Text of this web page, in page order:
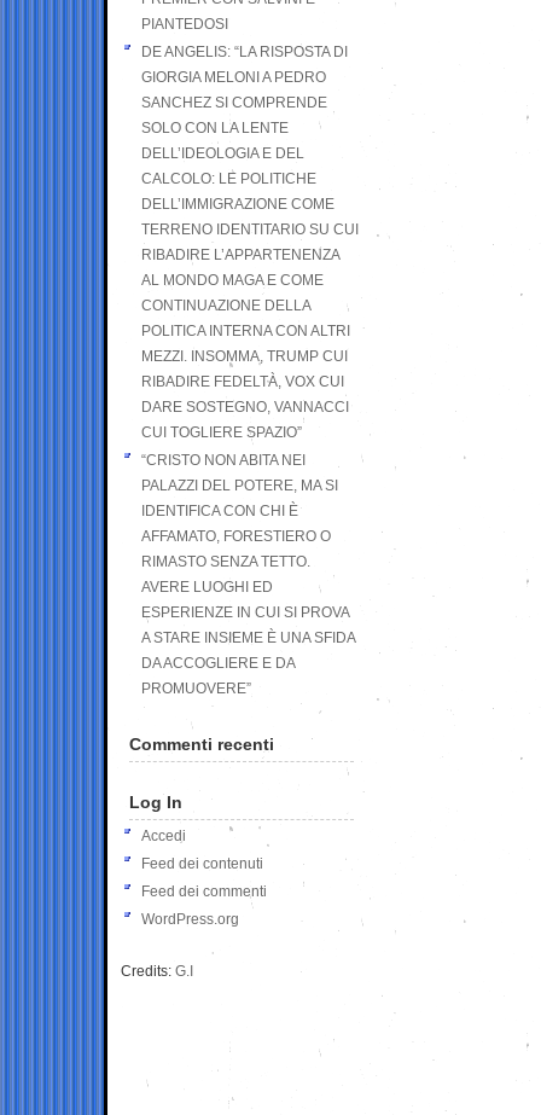
PIANTEDOSI
DE ANGELIS: “LA RISPOSTA DI
GIORGIA MELONI A PEDRO
SANCHEZ SI COMPRENDE
SOLO CON LA LENTE
DELL’IDEOLOGIA E DEL
CALCOLO: LE POLITICHE
DELL’IMMIGRAZIONE COME
TERRENO IDENTITARIO SU CUI
RIBADIRE L’APPARTENENZA
AL MONDO MAGA E COME
CONTINUAZIONE DELLA
POLITICA INTERNA CON ALTRI
MEZZI. INSOMMA, TRUMP CUI
RIBADIRE FEDELTÀ, VOX CUI
DARE SOSTEGNO, VANNACCI
CUI TOGLIERE SPAZIO”
“CRISTO NON ABITA NEI
PALAZZI DEL POTERE, MA SI
IDENTIFICA CON CHI È
AFFAMATO, FORESTIERO O
RIMASTO SENZA TETTO.
AVERE LUOGHI ED
ESPERIENZE IN CUI SI PROVA
A STARE INSIEME È UNA SFIDA
DA ACCOGLIERE E DA
PROMUOVERE”
Commenti recenti
Log In
Accedi
Feed dei contenuti
Feed dei commenti
WordPress.org
Credits: G.I